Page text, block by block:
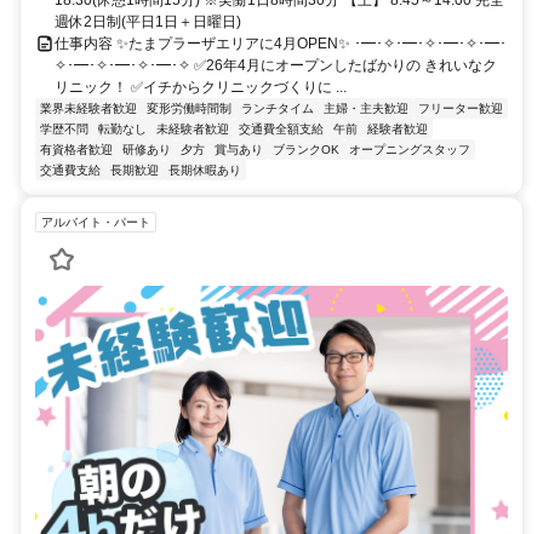
週休2日制(平日1日＋日曜日)
仕事内容 ✨たまプラーザエリアに4月OPEN✨ ･━･✧･━･✧･━･✧･━･
✧･━･✧･━･✧･━･✧ ✅26年4月にオープンしたばかりの きれいなク
リニック！ ✅イチからクリニックづくりに ...
業界未経験者歓迎 変形労働時間制 ランチタイム 主婦・主夫歓迎
フリーター歓迎
学歴不問
転勤なし 未経験者歓迎 交通費全額支給 午前
経験者歓迎
有資格者歓迎
研修あり 夕方 賞与あり ブランクOK
オープニングスタッフ
交通費支給
長期歓迎 長期休暇あり
アルバイト・パート